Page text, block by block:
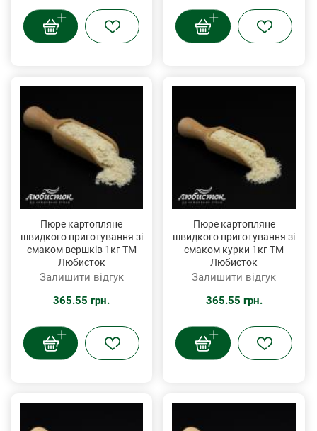
Пюре картопляне
швидкого приготування зі
смаком вершків 1кг ТМ
Любисток
Залишити відгук
365.55 грн.
Пюре картопляне
швидкого приготування зі
смаком курки 1кг ТМ
Любисток
Залишити відгук
365.55 грн.